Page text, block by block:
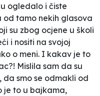
ogledalo i čiste
od tamo nekih glasova
su zbog ocjene u školi
i nositi na svojoj
o meni. I kakav je to
Mislila sam da su
da smo se odmakli od
je to u bajkama,